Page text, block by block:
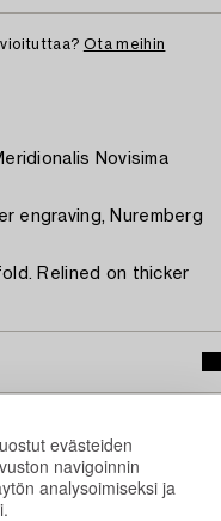
evästeiden
navigoinnin
analysoimiseksi ja
Ota meihin
Novisima
engraving, Nuremberg
Relined on thicker
kohteita